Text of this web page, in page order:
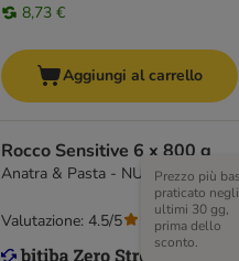
8,73 €
Aggiungi al carrello
Rocco Sensitive 6 x 800 g
Anatra & Pasta - NUOVO!Prezzo più
praticato negli
ultimi 30 gg,
prima dello
sconto.
Valutazione: 4.5/5 (96